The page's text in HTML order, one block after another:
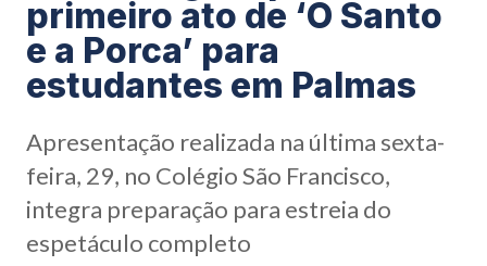
primeiro ato de ‘O Santo
e a Porca’ para
estudantes em Palmas
Apresentação realizada na última sexta-
feira, 29, no Colégio São Francisco,
integra preparação para estreia do
espetáculo completo